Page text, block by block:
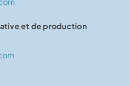
et de production